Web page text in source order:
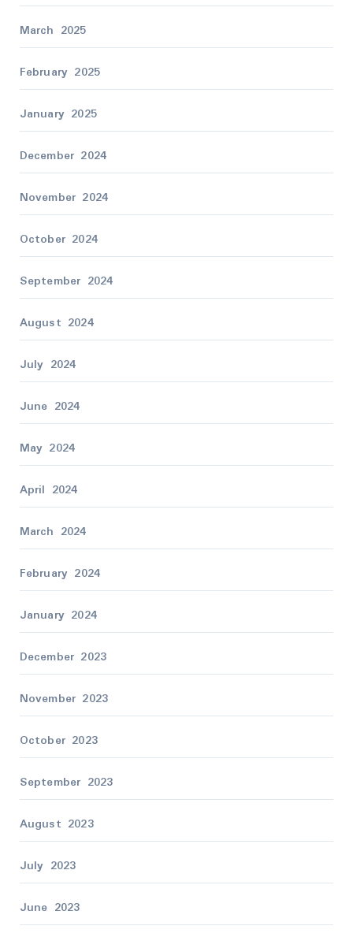
March 2025
February 2025
January 2025
December 2024
November 2024
October 2024
September 2024
August 2024
July 2024
June 2024
May 2024
April 2024
March 2024
February 2024
January 2024
December 2023
November 2023
October 2023
September 2023
August 2023
July 2023
June 2023